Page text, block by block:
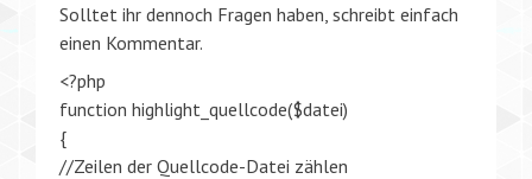
Solltet ihr dennoch Fragen haben, schreibt einfach
einen Kommentar.
<?php
function highlight_quellcode($datei)
{
//Zeilen der Quellcode-Datei zählen